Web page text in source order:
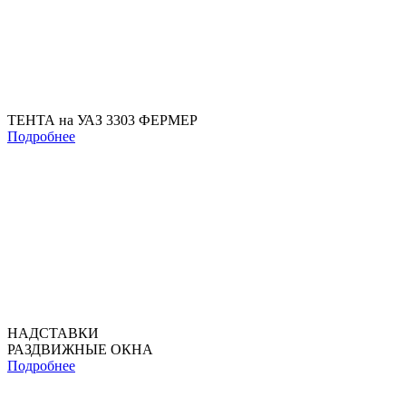
ТЕНТА на УАЗ 3303 ФЕРМЕР
Подробнее
НАДСТАВКИ
РАЗДВИЖНЫЕ ОКНА
Подробнее